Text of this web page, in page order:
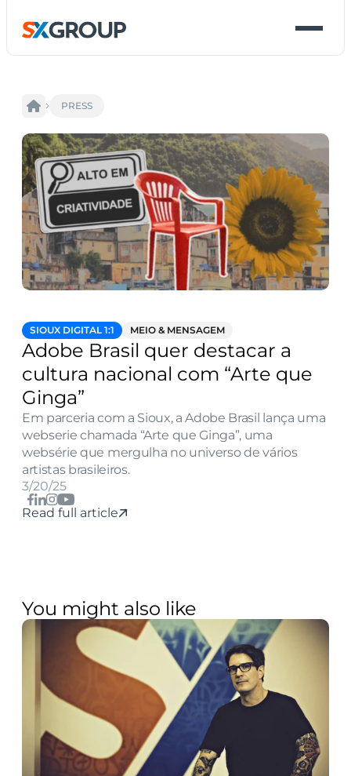
PRESS
SIOUX DIGITAL 1:1 MEIO & MENSAGEM
Adobe Brasil quer destacar a
cultura nacional com “Arte que
Ginga”
Em parceria com a Sioux, a Adobe Brasil lança uma
webserie chamada “Arte que Ginga”, uma
websérie que mergulha no universo de vários
artistas brasileiros.
3/20/25
Read full article
You might also like